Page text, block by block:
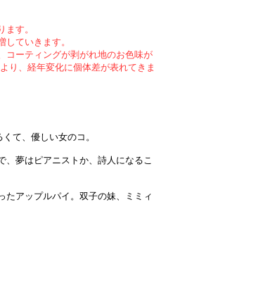
す。
ていきます。
コーティングが剥がれ地のお色味が
り、経年変化に個体差が表れてきま
て、優しい女のコ。
、夢はピアニストか、詩人になるこ
たアップルパイ。双子の妹、ミミィ